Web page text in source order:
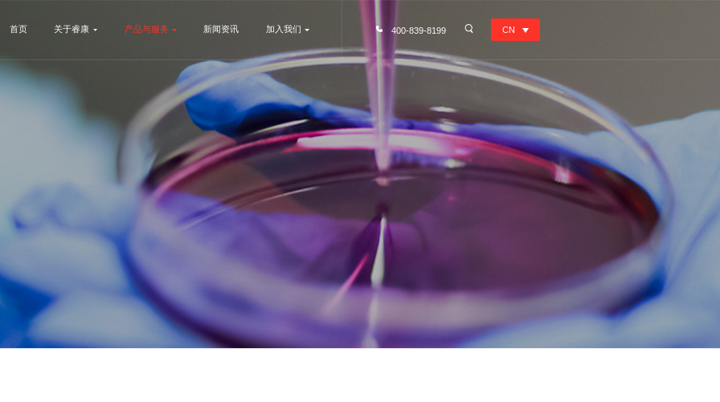
首页 关于睿康 产品与服务 新闻资讯 加入我们 400-839-8199 CN